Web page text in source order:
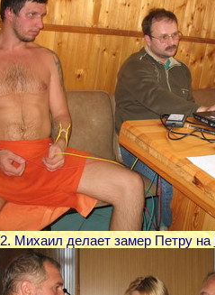
2. Михаил делает замер Петру на